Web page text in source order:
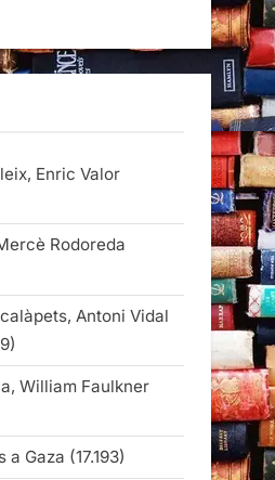
Enric Valor
Rodoreda
Antoni Vidal
William Faulkner
a Gaza (17.193)